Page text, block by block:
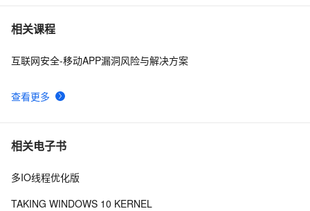
7 uni-app脚手架踩坑记（上）
8 uni-app学习笔记-引入全局uni.css和flex布局（七）
9 关于 APP 预埋检查策略优化
10
相关课程
查看更多
互联网安全-移动APP漏洞风险与解决方案
相关电子书
多IO线程优化版
TAKING WINDOWS 10 KERNEL